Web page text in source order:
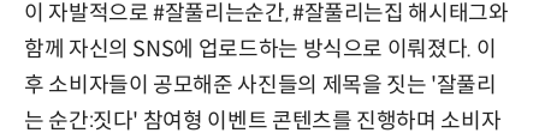
이 자발적으로 #잘풀리는순간, #잘풀리는집 해시태그와
함께 자신의 SNS에 업로드하는 방식으로 이뤄졌다. 이
후 소비자들이 공모해준 사진들의 제목을 짓는 '잘풀리
는 순간:짓다' 참여형 이벤트 콘텐츠를 진행하며 소비자